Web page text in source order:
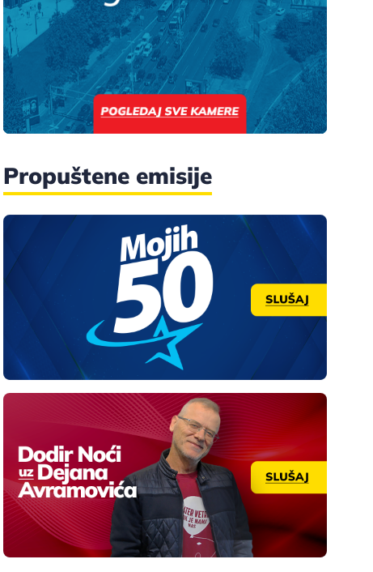
Propuštene emisije